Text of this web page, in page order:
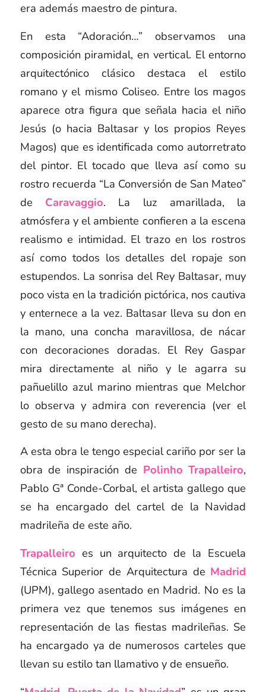
era además maestro de pintura.
En esta “Adoración…” observamos una
composición piramidal, en vertical. El entorno
arquitectónico clásico destaca el estilo
romano y el mismo Coliseo. Entre los magos
aparece otra figura que señala hacia el niño
Jesús (o hacia Baltasar y los propios Reyes
Magos) que es identificada como autorretrato
del pintor. El tocado que lleva así como su
rostro recuerda “La Conversión de San Mateo”
de Caravaggio. La luz amarillada, la
atmósfera y el ambiente confieren a la escena
realismo e intimidad. El trazo en los rostros
así como todos los detalles del ropaje son
estupendos. La sonrisa del Rey Baltasar, muy
poco vista en la tradición pictórica, nos cautiva
y enternece a la vez. Baltasar lleva su don en
la mano, una concha maravillosa, de nácar
con decoraciones doradas. El Rey Gaspar
mira directamente al niño y le agarra su
pañuelillo azul marino mientras que Melchor
lo observa y admira con reverencia (ver el
gesto de su mano derecha).
A esta obra le tengo especial cariño por ser la
obra de inspiración de Polinho Trapalleiro,
Pablo Gª Conde-Corbal, el artista gallego que
se ha encargado del cartel de la Navidad
madrileña de este año.
Trapalleiro es un arquitecto de la Escuela
Técnica Superior de Arquitectura de Madrid
(UPM), gallego asentado en Madrid. No es la
primera vez que tenemos sus imágenes en
representación de las fiestas madrileñas. Se
ha encargado ya de numerosos carteles que
llevan su estilo tan llamativo y de ensueño.